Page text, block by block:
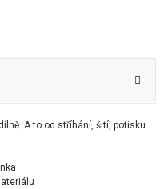
A to od stříhání, šití, potisku